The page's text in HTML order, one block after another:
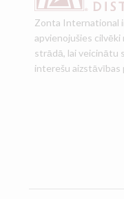
Zonta International
apvienojušies cilvēki
strādā, lai veicinātu
interešu aizstāvības